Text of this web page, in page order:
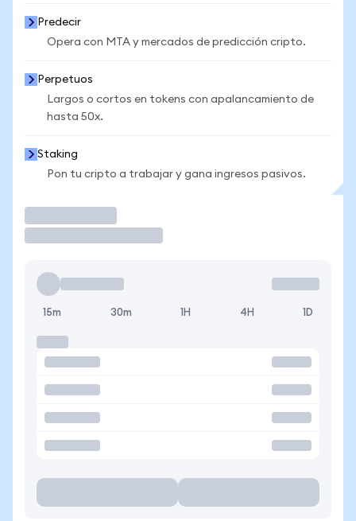
Predecir
Opera con MTA y mercados de predicción cripto.
Perpetuos
Largos o cortos en tokens con apalancamiento de
hasta 50x.
Staking
Pon tu cripto a trabajar y gana ingresos pasivos.
15m 30m 1H 4H 1D